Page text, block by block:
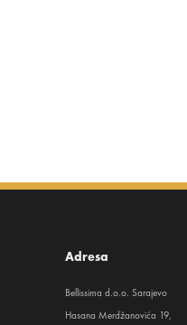
Adresa
Bellissima d.o.o. Sarajevo
Hasana Merdžanovića 19,